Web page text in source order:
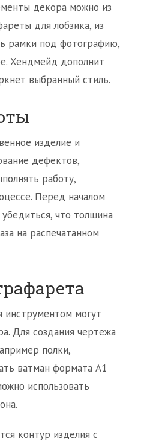
декора можно из
для лобзика, из
рамки под фотографию,
Хендмейд дополнит
выбранный стиль.
изделие и
дефектов,
работу,
Перед началом
что толщина
на распечатанном
могут
Для создания чертежа
полки,
ватман формата А1
использовать
контур изделия с